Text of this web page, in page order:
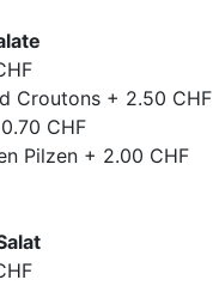
Croutons + 2.50 CHF
CHF
Pilzen + 2.00 CHF